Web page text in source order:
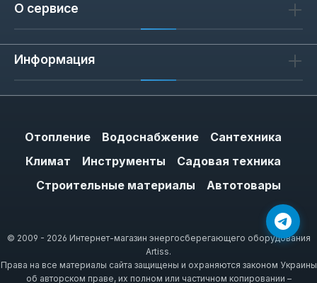
О сервисе
Информация
Отопление Водоснабжение
Сантехника
Климат
Инструменты
Садовая техника
Строительные материалы
Автотовары
© 2009 - 2026 Интернет-магазин энергосберегающего оборудования
Artiss.
Права на все материалы сайта защищены и охраняются законом Украины
об авторском праве, их полном или частичном копировании –